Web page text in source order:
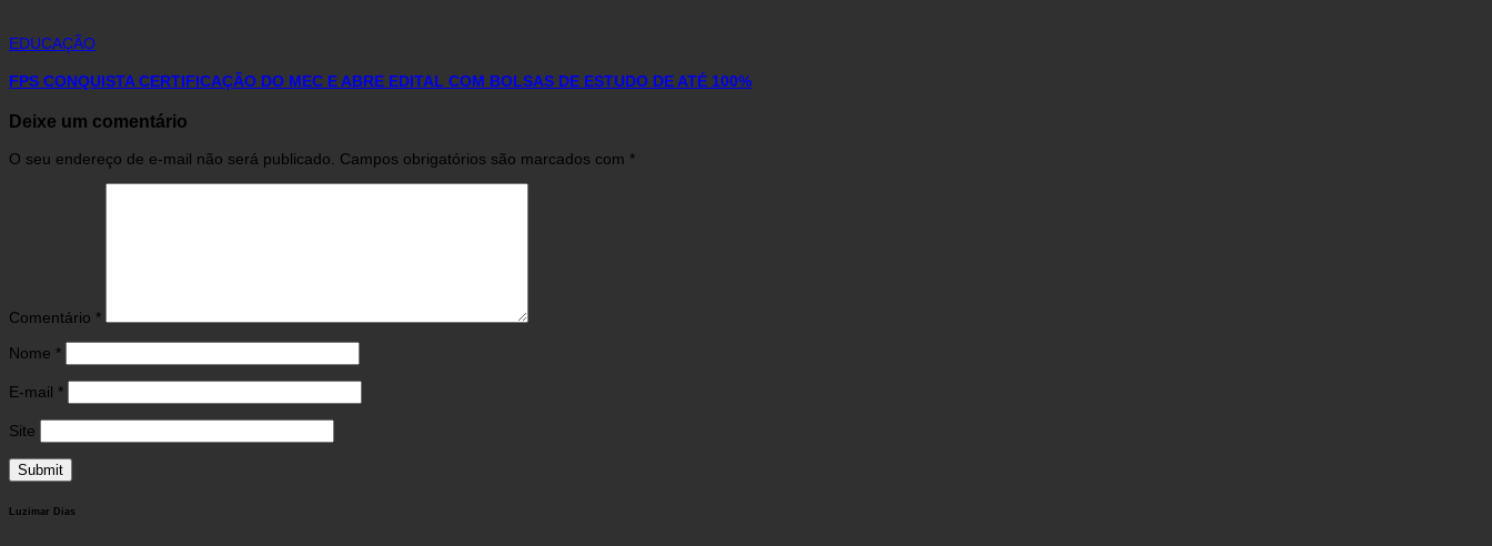
EDUCAÇÃO
FPS CONQUISTA CERTIFICAÇÃO DO MEC E ABRE EDITAL COM BOLSAS DE ESTUDO DE ATÉ 100%
Deixe um comentário
O seu endereço de e-mail não será publicado. Campos obrigatórios são marcados com *
Comentário *
Nome *
E-mail *
Site
Luzimar Dias